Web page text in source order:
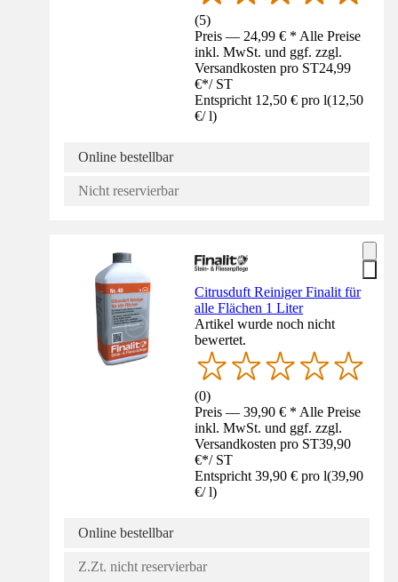
(5)
Preis — 24,99 € * Alle Preise
inkl. MwSt. und ggf. zzgl.
Versandkosten pro ST24,99
€*/ ST
Entspricht 12,50 € pro l(12,50
€/ l)
Online bestellbar
Nicht reservierbar
Citrusduft Reiniger Finalit für
alle Flächen 1 Liter
Artikel wurde noch nicht
bewertet.
(0)
Preis — 39,90 € * Alle Preise
inkl. MwSt. und ggf. zzgl.
Versandkosten pro ST39,90
€*/ ST
Entspricht 39,90 € pro l(39,90
€/ l)
Online bestellbar
Z.Zt. nicht reservierbar